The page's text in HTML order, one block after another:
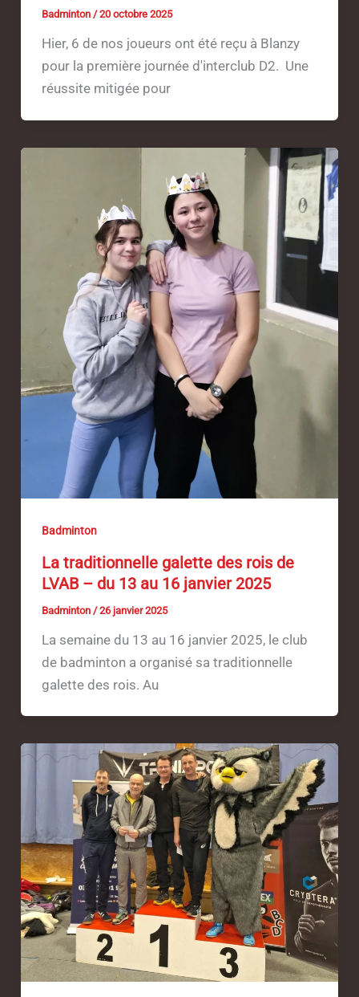
Badminton /20 octobre 2025
Hier, 6 de nos joueurs ont été reçu à Blanzy
pour la première journée d'interclub D2. Une
réussite mitigée pour
Badminton
La traditionnelle galette des rois de
LVAB – du 13 au 16 janvier 2025
Badminton /26 janvier 2025
La semaine du 13 au 16 janvier 2025, le club
de badminton a organisé sa traditionnelle
galette des rois. Au